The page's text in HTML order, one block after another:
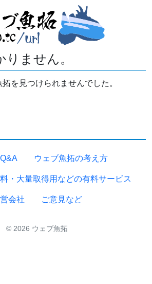
ません。
を見つけられませんでした。
Q&A ウェブ魚拓の考え方
・大量取得用などの有料サービス
会社 ご意見など
© 2026 ウェブ魚拓